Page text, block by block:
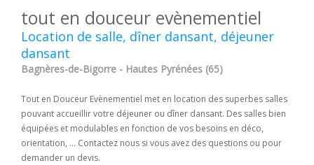
tout en douceur evènementiel
Location de salle, dîner dansant, déjeuner
dansant
Bagnères-de-Bigorre - Hautes Pyrénées (65)
Tout en Douceur Evènementiel met en location des superbes salles
pouvant accueillir votre déjeuner ou dîner dansant. Des salles bien
équipées et modulables en fonction de vos besoins en déco,
orientation, ... Contactez nous si vous avez des questions ou pour
demander un devis.